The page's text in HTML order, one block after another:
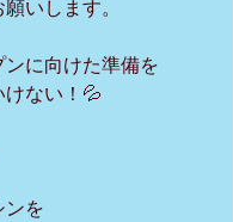
いします。
に向けた準備を
ない！💦
ンを